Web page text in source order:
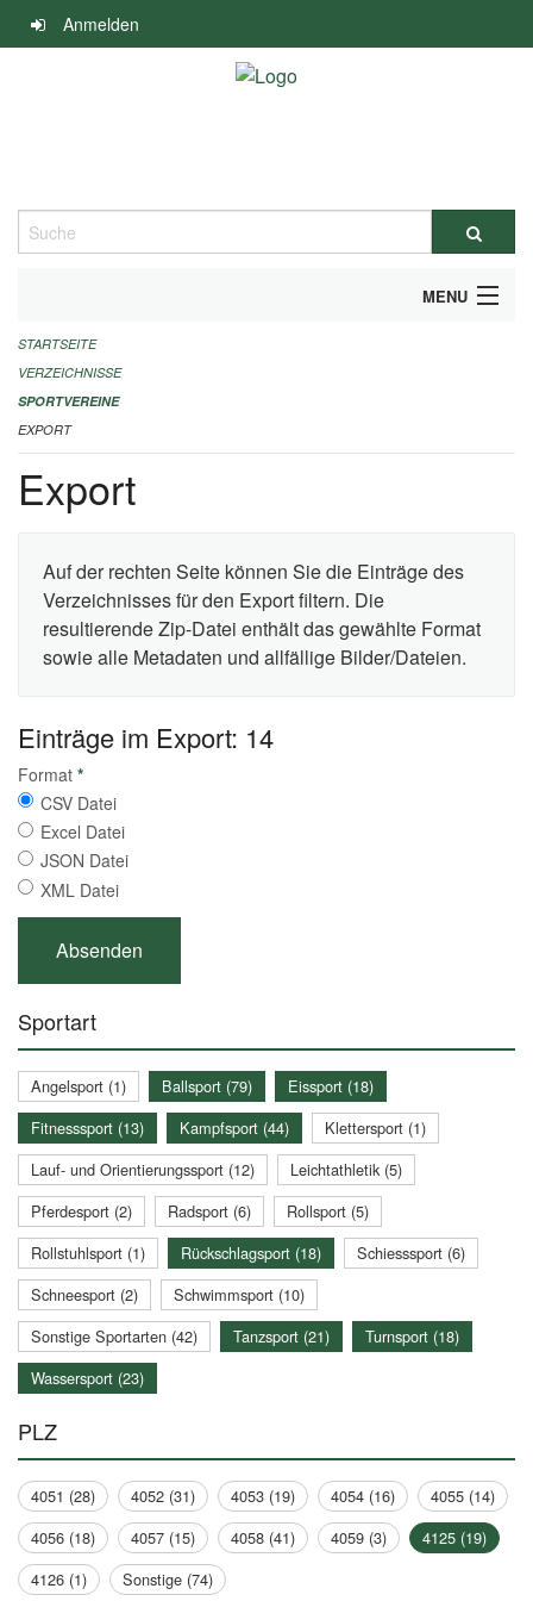
Navigation
überspringen
Anmelden
Suche
MENU
ALLGEMEINE INFORMATIONEN
FINANZIELLE UNTERSTÜTZUNG BENÖTIGT?
KONTAKT
STARTSEITE
VERZEICHNISSE
SPORTVEREINE
EXPORT
Export
Auf der rechten Seite können Sie die Einträge des
Verzeichnisses für den Export filtern. Die
resultierende Zip-Datei enthält das gewählte Format
sowie alle Metadaten und allfällige Bilder/Dateien.
Einträge im Export: 14
Format *
CSV Datei
Excel Datei
JSON Datei
XML Datei
Sportart
Angelsport (1) Ballsport (79)
Eissport (18)
Fitnesssport (13)
Kampfsport (44)
Klettersport (1)
Lauf- und Orientierungssport (12)
Leichtathletik (5)
Pferdesport (2)
Radsport (6)
Rollsport (5)
Rollstuhlsport (1)
Rückschlagsport (18)
Schiesssport (6)
Schneesport (2)
Schwimmsport (10)
Sonstige Sportarten (42)
Tanzsport (21)
Turnsport (18)
Wassersport (23)
PLZ
4051 (28) 4052 (31) 4053 (19) 4054 (16)
4055 (14)
4056 (18)
4057 (15) 4058 (41) 4059 (3)
4125 (19)
4126 (1)
Sonstige (74)